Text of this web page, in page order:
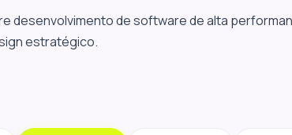
desenvolvimento de software de alta
estratégico.